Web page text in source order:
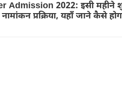
Admission 2022: इसी महीने
प्रक्रिया, यहाँ जाने कैसे